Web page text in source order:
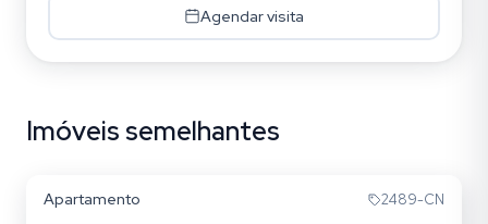
Agendar visita
Imóveis semelhantes
Cristo Redentor
Apartamento 2489-CN